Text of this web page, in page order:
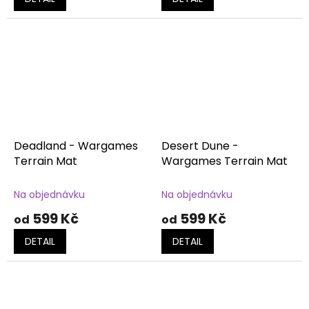
Deadland - Wargames
Terrain Mat
Na objednávku
od 599 Kč
DETAIL
Desert Dune -
Wargames Terrain Mat
Na objednávku
od 599 Kč
DETAIL